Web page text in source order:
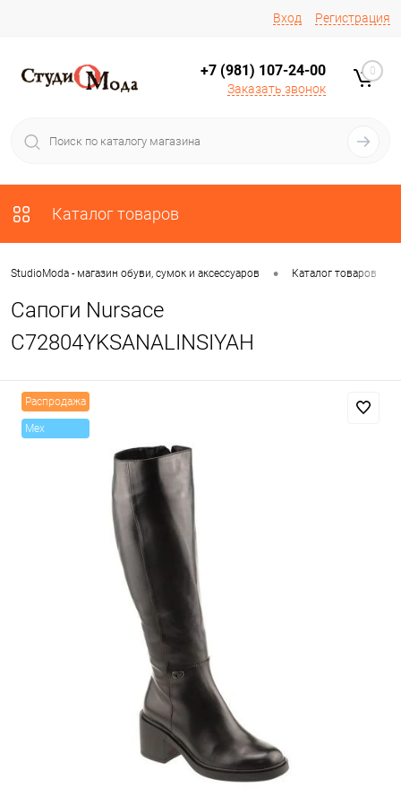
Вход Регистрация
+7 (981) 107-24-00
Заказать звонок
0
Каталог товаров
StudioModa - магазин обуви, сумок и аксессуаров • Каталог товаров
Сапоги Nursace
C72804YKSANALINSIYAH
Распродажа
Mex